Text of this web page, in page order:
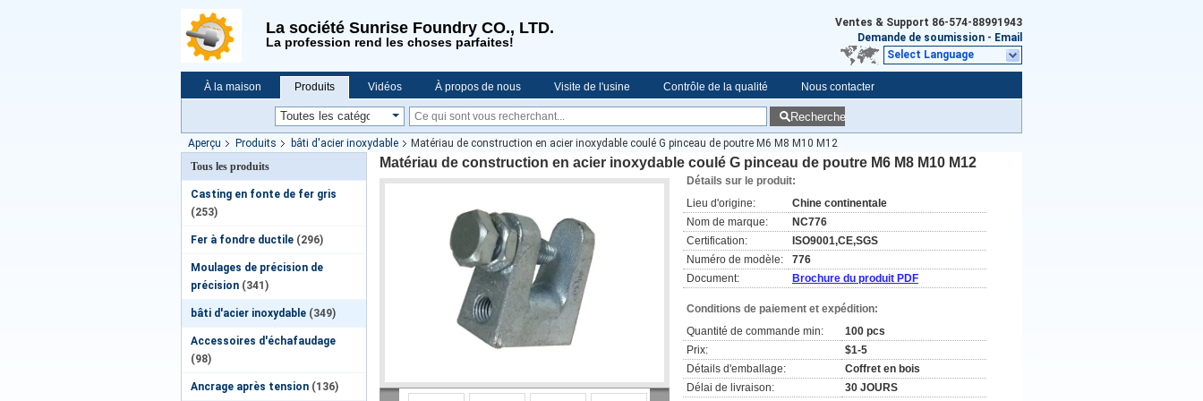
La société Sunrise Foundry CO., LTD.
La profession rend les choses parfaites!
Ventes & Support 86-574-88991943
Demande de soumission - Email
Select Language
À la maison Produits Vidéos À propos de nous Visite de l'usine Contrôle de la qualité Nous contacter
Demande de soumission Nouvelles Recherche
Aperçu Produits bâti d'acier inoxydable
Matériau de construction en acier inoxydable coulé G pinceau de poutre M6 M8 M10 M12
Tous les produits
Casting en fonte de fer gris
(253)
Fer à fondre ductile (296)
Moulages de précision de
précision (341)
bâti d'acier inoxydable (349)
Accessoires d'échafaudage
(98)
Ancrage après tension (136)
Matériau de construction en acier inoxydable coulé G pinceau de poutre M6 M8 M10 M12
Détails sur le produit:
Lieu d'origine:
Chine continentale
Nom de marque:
NC776
Certification:
ISO9001,CE,SGS
Numéro de modèle:
776
Document:
Brochure du produit PDF
Conditions de paiement et expédition:
Quantité de commande min:
100 pcs
Prix:
$1-5
Détails d'emballage:
Coffret en bois
Délai de livraison:
30 JOURS